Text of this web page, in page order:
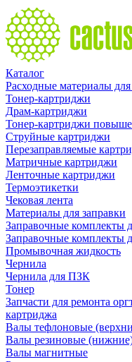
Каталог
Расходные материалы для
Тонер-картриджи
Драм-картриджи
Тонер-картриджи
Струйные картриджи
Перезаправляемые
Матричные картриджи
Ленточные картриджи
Термоэтикетки
Чековая лента
Материалы для заправки
Заправочные комплекты
Заправочные комплекты
Промывочная жидкость
Чернила
Чернила для ПЗК
Тонер
Запчасти для ремонта
картриджа
Валы тефлоновые
Валы резиновые
Валы магнитные